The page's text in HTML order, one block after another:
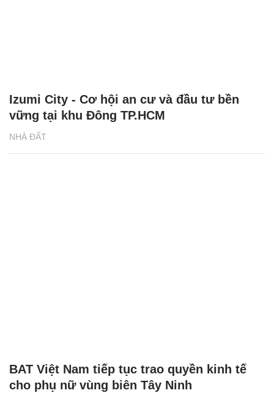
NHÀ ĐẤT
Izumi City - Cơ hội an cư và đầu tư bền
vững tại khu Đông TP.HCM
BAT Việt Nam tiếp tục trao quyền kinh tế
cho phụ nữ vùng biên Tây Ninh